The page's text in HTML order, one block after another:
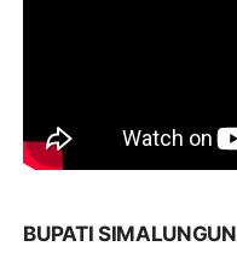
BUPATI SIMALUNGUN